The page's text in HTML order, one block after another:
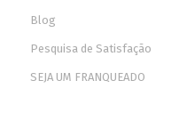
Blog
Pesquisa de Satisfação
SEJA UM FRANQUEADO